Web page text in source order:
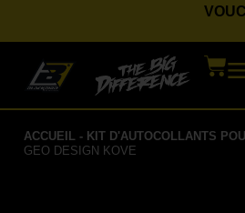
ACCUEIL - KIT D'AUTOCOLLANTS
GEO DESIGN KOVE